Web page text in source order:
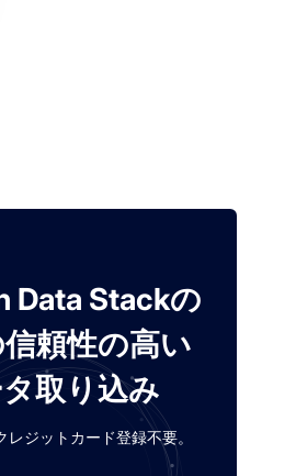
Data Stackの
頼性の高い
取り込み
レジットカード登録不要。